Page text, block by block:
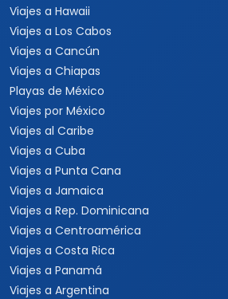
Viajes a Hawaii
Viajes a Los Cabos
Viajes a Cancún
Viajes a Chiapas
Playas de México
Viajes por México
Viajes al Caribe
Viajes a Cuba
Viajes a Punta Cana
Viajes a Jamaica
Viajes a Rep. Dominicana
Viajes a Centroamérica
Viajes a Costa Rica
Viajes a Panamá
Viajes a Argentina